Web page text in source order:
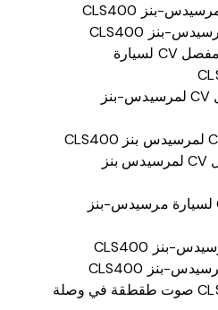
دعوى قضائية بشأن مفصل CV لسيارة
استبدال غلاف مفصل CV لمرسيدس-بنز
مجموعة غطاء مفصل CV لمرسيدس بنز
زيت جلبة مفصل CV لسيارة مرسيدس-بنز
مرسيدس-بنز CLS400 صوت طقطقة في وصلة